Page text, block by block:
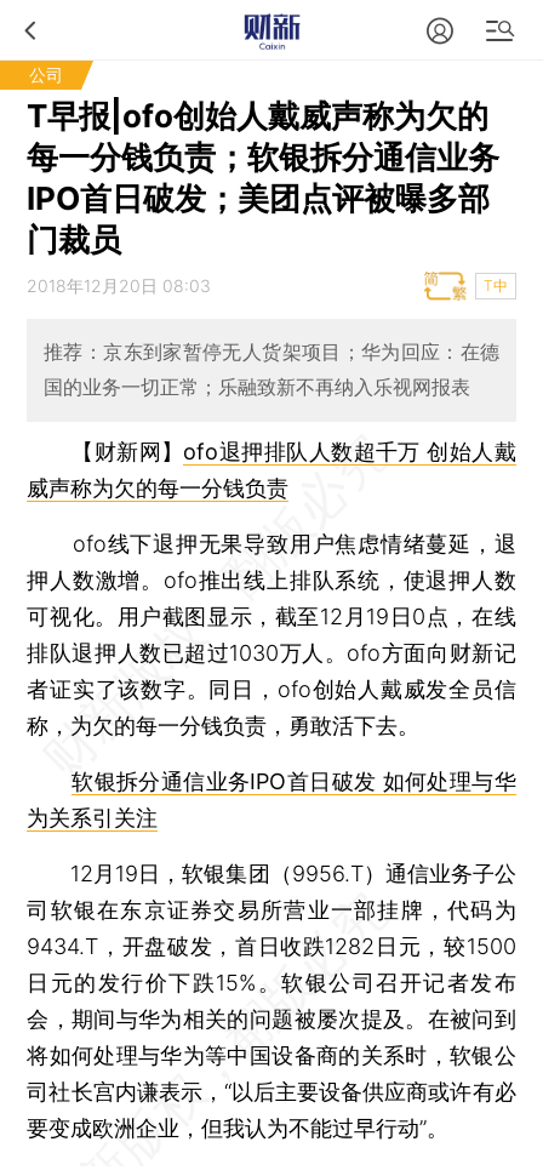
公司
T早报|ofo创始人戴威声称为欠的
每一分钱负责；软银拆分通信业务
IPO首日破发；美团点评被曝多部
门裁员
2018年12月20日 08:03 T中
推荐：​京东到家暂停无人货架项目；华为回应：在德
国的业务一切正常；乐融致新不再纳入乐视网报表
【财新网】 ofo退押排队人数超千万 创始人戴
威声称为欠的每一分钱负责
ofo线下退押无果导致用户焦虑情绪蔓延，退
押人数激增。ofo推出线上排队系统，使退押人数
可视化。用户截图显示，截至12月19日0点，在线
排队退押人数已超过1030万人。ofo方面向财新记
者证实了该数字。同日，ofo创始人戴威发全员信
称，为欠的每一分钱负责，勇敢活下去。
软银拆分通信业务IPO首日破发 如何处理与华
为关系引关注
12月19日，软银集团（9956.T）通信业务子公
司软银在东京证券交易所营业一部挂牌，代码为
9434.T，开盘破发，首日收跌1282日元，较1500
日元的发行价下跌15%。软银公司召开记者发布
会，期间与华为相关的问题被屡次提及。在被问到
将如何处理与华为等中国设备商的关系时，软银公
司社长宫内谦表示，“以后主要设备供应商或许有必
要变成欧洲企业，但我认为不能过早行动”。